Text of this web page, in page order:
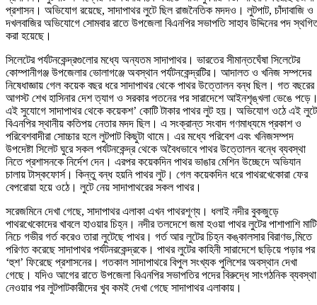
প্রশাসন। অভিযোগ রয়েছে, সাদাপাথর লুটে ছিল রাজনৈতিক মদদও। লুটপাট, চাঁদাবাজি ও
দখলবাজির অভিযোগে সোমবার রাতে উপজেলা বিএনপির সভাপতি সাহাব উদ্দিনের পদ
করা হয়েছে।
সিলেটের পর্যটনকেন্দ্রগুলোর মধ্যে অন্যতম সাদাপাথর। ভারতের সীমান্তঘেঁষা সিলেটের
কোম্পানীগঞ্জ উপজেলার ভোলাগঞ্জে অবস্থান পর্যটনকেন্দ্রটির। আদালত ও খনিজ সম্পদের
নিষেধাজ্ঞায় গেল কয়েক বছর ধরে সাদাপাথর থেকে পাথর উত্তোলন বন্ধ ছিল। গত
আগস্ট শেখ হাসিনার দেশ ত্যাগ ও সরকার পতনের পর সারাদেশে আইনশৃঙ্খলা ভেঙে
এই সুযোগে সাদাপাথর থেকে কয়েকশ’ কোটি টাকার পাথর লুট হয়। অভিযোগ ওঠে এই লুটে
বিএনপির স্থানীয় কতিপয় নেতার মদদ ছিল। এ সংক্রান্ত সংবাদ গণমাধ্যমে প্রকাশ ও
পরিবেশবাদীরা সোচ্চার হলে লুটপাট কিছুটা থামে। এর মধ্যে পরিবেশ এবং খনিজসম্পদ
উপদেষ্টা সিলেট ঘুরে সকল পর্যটনকেন্দ্র থেকে অবৈধভাবে পাথর উত্তোলন বন্ধে ব্যবস্থা
নিতে প্রশাসনকে নির্দেশ দেন। এরপর কয়েকদিন পাথর ভাঙার মেশিন উচ্ছেদে অভিযান
চালায় টাস্কফোর্স। কিন্তু বন্ধ হয়নি পাথর লুট। গেল কয়েকদিন ধরে পাথরখেকোরা ফের
বেপরোয়া হয়ে ওঠে। লুটে নেয় সাদাপাথরের সকল পাথর।
সরেজমিনে দেখা গেছে, সাদাপাথর এলাকা এখন পাথরশূণ্য। ধলাই নদীর বুকজুড়ে
পাথরখেকোদের খাবলে হাওয়ার চিহ্ন। নদীর তলদেশে জমা হওয়া পাথর লুটের পাশাপাশি
নিচে গভীর গর্ত করেও তারা লুটেছে পাথর। গর্ত আর লুটের চিহ্ন কঙ্কালসার বিরাণভ‚মিতে
পরিণত করেছে সাদাপাথর পর্যটনরকেন্দ্রকে। পাথর লুটের কাহিনী সারাদেশে ছড়িয়ে পড়ার পর
‘হুশ’ ফিরেছে প্রশাসনের। গতকাল সাদাপাথরে বিপুল সংখ্যক পুলিশের অবস্থান দেখা
গেছে। যদিও আগের রাতে উপজেলা বিএনপির সভাপতির পদের বিরুদ্ধে সাংগঠনিক ব্যবস্থা
নেওয়ার পর লুটপাটকারীদের খুব কমই দেখা গেছে সাদাপাথর এলাকায়।